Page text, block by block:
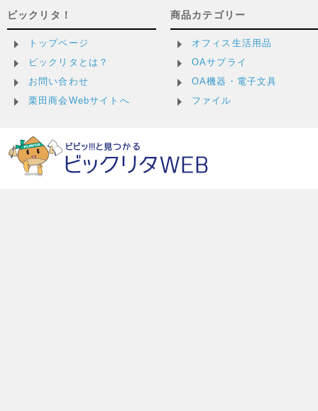
ビックリタ！
トップページ
ビックリタとは？
お問い合わせ
栗田商会Webサイトへ
商品カテゴリー
オフィス生活用品
OAサプライ
OA機器・電子文具
ファイル